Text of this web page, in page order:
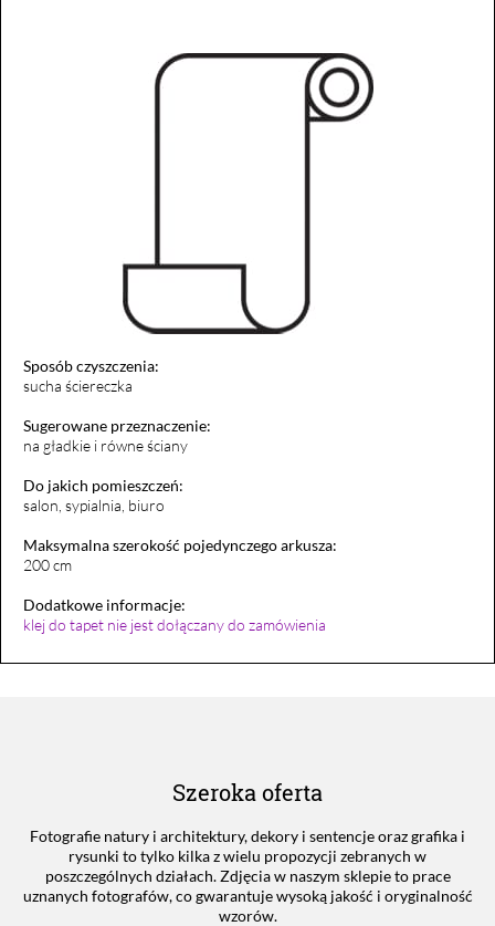
Sposób czyszczenia:
sucha ściereczka
Sugerowane przeznaczenie:
na gładkie i równe ściany
Do jakich pomieszczeń:
salon, sypialnia, biuro
Maksymalna szerokość pojedynczego arkusza:
200 cm
Dodatkowe informacje:
klej do tapet nie jest dołączany do zamówienia
Szeroka oferta
Fotografie natury i architektury, dekory i sentencje oraz grafika i
rysunki to tylko kilka z wielu propozycji zebranych w
poszczególnych działach. Zdjęcia w naszym sklepie to prace
uznanych fotografów, co gwarantuje wysoką jakość i oryginalność
wzorów.